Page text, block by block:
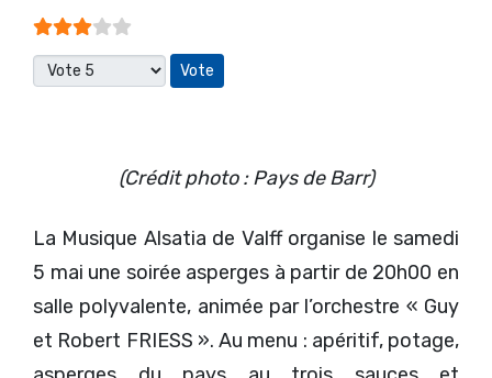
Vote utilisateur:
Veuillez voter
(Crédit photo : Pays de Barr)
La Musique Alsatia de Valff organise le samedi
5 mai une soirée asperges à partir de 20h00 en
salle polyvalente, animée par l’orchestre « Guy
et Robert FRIESS ». Au menu : apéritif, potage,